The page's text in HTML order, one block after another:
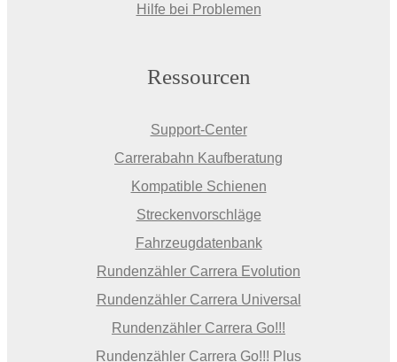
Hilfe bei Problemen
Ressourcen
Support-Center
Carrerabahn Kaufberatung
Kompatible Schienen
Streckenvorschläge
Fahrzeugdatenbank
Rundenzähler Carrera Evolution
Rundenzähler Carrera Universal
Rundenzähler Carrera Go!!!
Rundenzähler Carrera Go!!! Plus